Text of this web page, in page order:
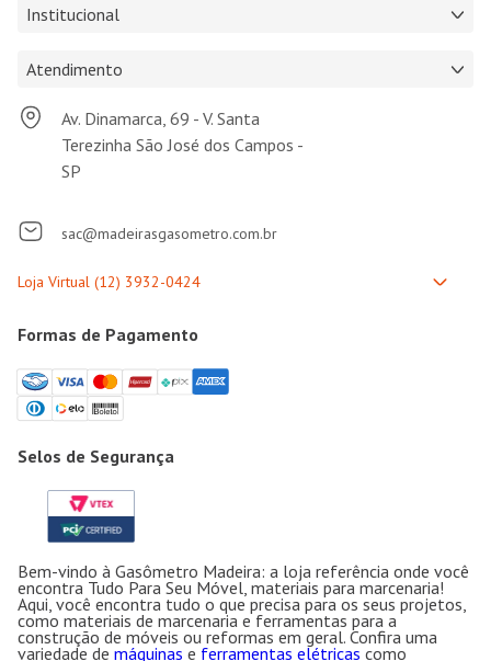
Institucional
Atendimento
Av. Dinamarca, 69 - V. Santa
Terezinha São José dos Campos -
SP
sac@madeirasgasometro.com.br
Formas de Pagamento
Selos de Segurança
Bem-vindo à Gasômetro Madeira: a loja referência onde você
encontra Tudo Para Seu Móvel, materiais para marcenaria!
Aqui, você encontra tudo o que precisa para os seus projetos,
como materiais de marcenaria e ferramentas para a
construção de móveis ou reformas em geral. Confira uma
variedade de máquinas e ferramentas elétricas como